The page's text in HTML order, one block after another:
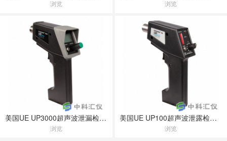
浏览 浏览
美国UE UP3000超声波泄漏检测仪
浏览
美国UE UP100超声波泄露检测仪
浏览